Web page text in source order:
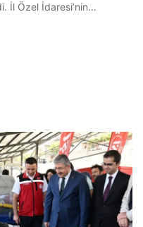
İl Özel İdaresi’nin…